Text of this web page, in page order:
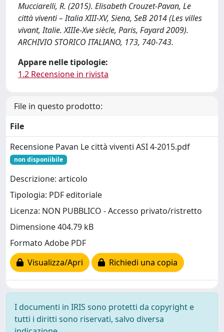
Mucciarelli, R. (2015). Elisabeth Crouzet-Pavan, Le
città viventi – Italia XIII-XV, Siena, SeB 2014 (Les villes
vivant, Italie. XIIIe-Xve siècle, Paris, Fayard 2009).
ARCHIVIO STORICO ITALIANO, 173, 740-743.
Appare nelle tipologie:
1.2 Recensione in rivista
File in questo prodotto:
File
Recensione Pavan Le città viventi ASI 4-2015.pdf
non disponiibile
Descrizione: articolo
Tipologia: PDF editoriale
Licenza: NON PUBBLICO - Accesso privato/ristretto
Dimensione 404.79 kB
Formato Adobe PDF
Visualizza/Apri
Richiedi una copia
I documenti in IRIS sono protetti da copyright e
tutti i diritti sono riservati, salvo diversa